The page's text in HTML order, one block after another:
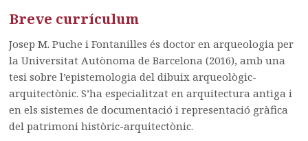
Breve currículum
Josep M. Puche i Fontanilles és doctor en arqueologia per
la Universitat Autònoma de Barcelona (2016), amb una
tesi sobre l’epistemologia del dibuix arqueològic-
arquitectònic. S’ha especialitzat en arquitectura antiga i
en els sistemes de documentació i representació gràfica
del patrimoni històric-arquitectònic.